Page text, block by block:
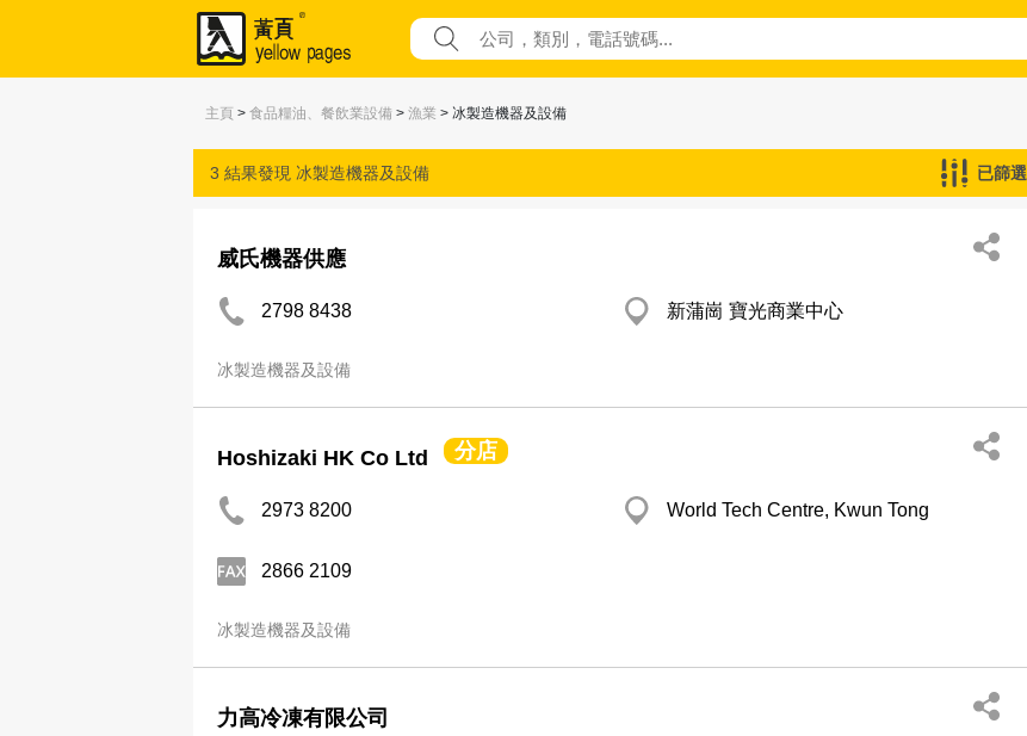
主頁 > 食品糧油、餐飲業設備 > 漁業 > 冰製造機器及設備
3 結果發現 冰製造機器及設備 已篩選
威氏機器供應
2798 8438 新蒲崗 寶光商業中心
冰製造機器及設備
Hoshizaki HK Co Ltd 分店
2973 8200 World Tech Centre, Kwun Tong
2866 2109
冰製造機器及設備
力高冷凍有限公司